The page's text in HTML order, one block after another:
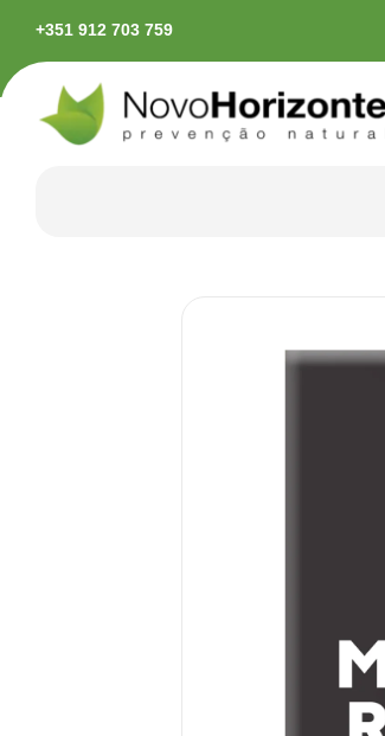
+351 912 703 759
território continental